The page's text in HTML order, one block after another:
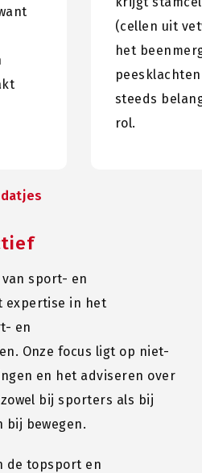
(cellen uit
het
steeds
rol.
sport- en
expertise in het
en
Onze focus ligt op niet-
en het adviseren over
bij sporters als bij
bij bewegen.
de topsport en